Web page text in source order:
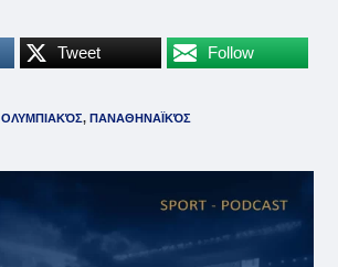
Tweet Follow
ΟΛΥΜΠΙΑΚΌΣ, ΠΑΝΑΘΗΝΑΪΚΌΣ